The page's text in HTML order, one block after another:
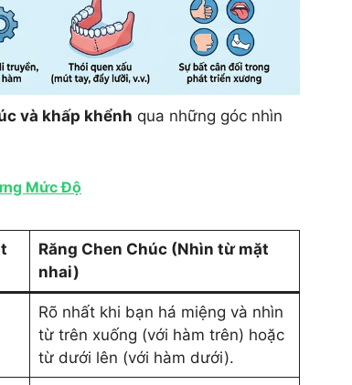
và khấp khểnh qua những góc nhìn
Mức Độ
Răng Chen Chúc (Nhìn từ mặt
nhai)
Rõ nhất khi bạn há miệng và nhìn
từ trên xuống (với hàm trên) hoặc
từ dưới lên (với hàm dưới).